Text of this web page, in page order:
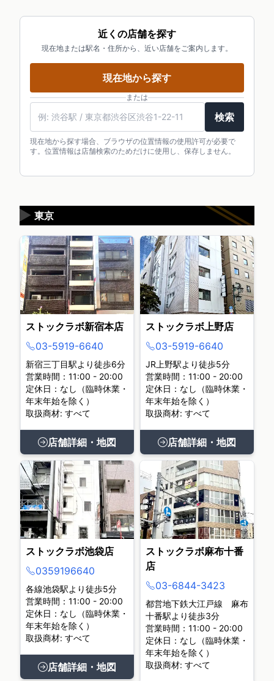
近くの店舗を探す
現在地または駅名・住所から、近い店舗をご案内します。
現在地から探す
または
検索
現在地から探す場合、ブラウザの位置情報の使用許可が必要で
す。位置情報は店舗検索のためだけに使用し、保存しません。
東京
▶
ストックラボ新宿本店
03-5919-6640
新宿三丁目駅より徒歩6分
営業時間：11:00 - 20:00
定休日：なし（臨時休業・
年末年始を除く）
取扱商材: すべて
店舗詳細・地図
ストックラボ上野店
03-5919-6640
JR上野駅より徒歩5分
営業時間：11:00 - 20:00
定休日：なし（臨時休業・
年末年始を除く）
取扱商材: すべて
店舗詳細・地図
ストックラボ池袋店
0359196640
各線池袋駅より徒歩5分
営業時間：11:00 - 20:00
定休日：なし（臨時休業・
年末年始を除く）
取扱商材: すべて
店舗詳細・地図
ストックラボ麻布十番
店
03-6844-3423
都営地下鉄大江戸線 麻布
十番駅より徒歩3分
営業時間：11:00 - 20:00
定休日：なし（臨時休業・
年末年始を除く）
取扱商材: すべて